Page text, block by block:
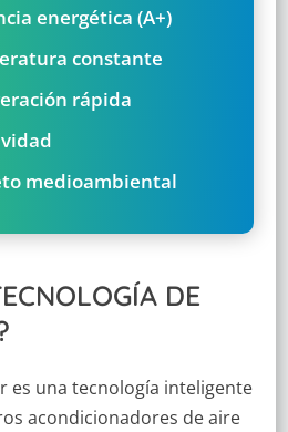
energética (A+)
constante
rápida
medioambiental
DE
es una tecnología inteligente
acondicionadores de aire